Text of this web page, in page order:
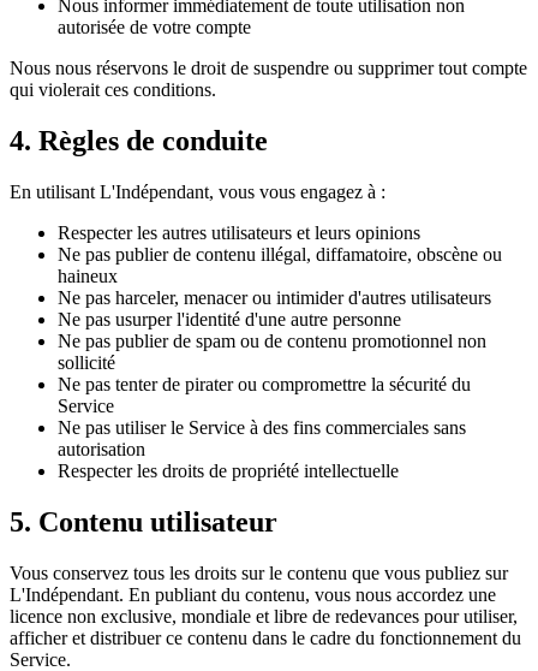
Nous informer immédiatement de toute utilisation non
autorisée de votre compte
Nous nous réservons le droit de suspendre ou supprimer tout compte
qui violerait ces conditions.
4. Règles de conduite
En utilisant L'Indépendant, vous vous engagez à :
Respecter les autres utilisateurs et leurs opinions
Ne pas publier de contenu illégal, diffamatoire, obscène ou
haineux
Ne pas harceler, menacer ou intimider d'autres utilisateurs
Ne pas usurper l'identité d'une autre personne
Ne pas publier de spam ou de contenu promotionnel non
sollicité
Ne pas tenter de pirater ou compromettre la sécurité du
Service
Ne pas utiliser le Service à des fins commerciales sans
autorisation
Respecter les droits de propriété intellectuelle
5. Contenu utilisateur
Vous conservez tous les droits sur le contenu que vous publiez sur
L'Indépendant. En publiant du contenu, vous nous accordez une
licence non exclusive, mondiale et libre de redevances pour utiliser,
afficher et distribuer ce contenu dans le cadre du fonctionnement du
Service.